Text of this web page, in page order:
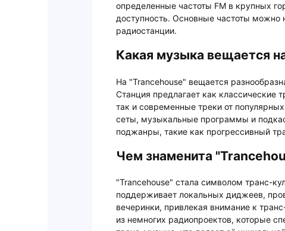
определенные частоты FM в крупных
доступность. Основные частоты можно
радиостанции.
Какая музыка вещается
На "Trancehouse" вещается
Станция предлагает как классические
так и современные треки от
сеты, музыкальные программы и
поджанры, такие как прогрессивный
Чем знаменита
"Trancehouse" стала символом транс-
поддерживает локальных диджеев,
вечеринки, привлекая внимание к
из немногих радиопроектов, которые